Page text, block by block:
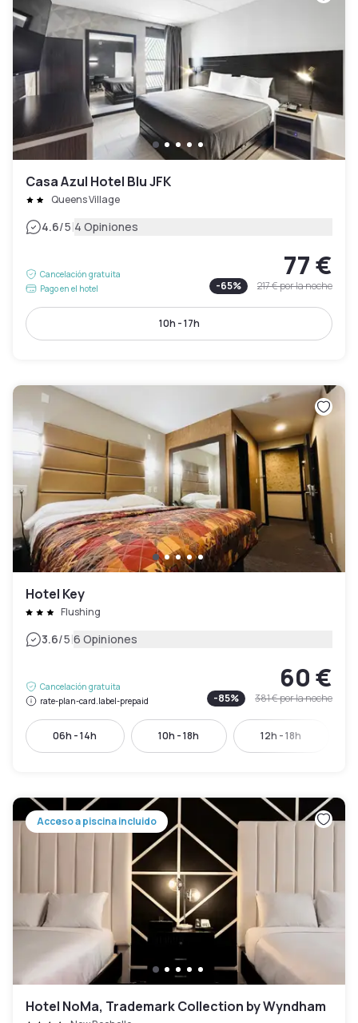
Casa Azul Hotel Blu JFK
Queens Village
4.6/5|4 Opiniones
Cancelación gratuita
Pago en el hotel
77 €
-65% 217 €por la noche
10h - 17h
Hotel Key
Flushing
3.6/5|6 Opiniones
Cancelación gratuita
rate-plan-card.label-prepaid
60 €
-85% 381 €por la noche
06h - 14h 10h - 18h 12h - 18h
Acceso a piscina incluido
Hotel NoMa, Trademark Collection by Wyndham